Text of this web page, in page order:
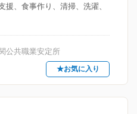
援、食事作り、清掃、洗濯、
公共職業安定所
★お気に入り